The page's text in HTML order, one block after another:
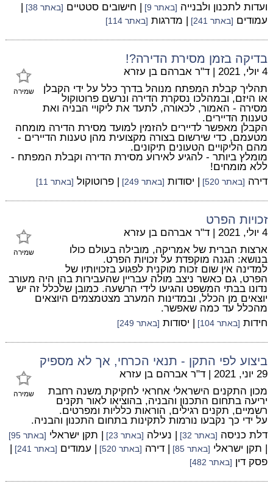
ועדות לתכנון ולבנייה [באתר 9] | חישובים סטטיים [באתר 38]
|
עמודים [באתר 241] | מדרגות [באתר 114]
בדיקה בזמן מסירת הדירה?!
שמירה
4 יולי, 2021 | ד"ר אברהם בן עזרא
תהליך קבלת המפתח מנוהל בדרך כלל על ידי הקבלן
או היזם, ובמהלכו נסקרת הדירה ונרשם פרוטוקול
מסירה - האמור, לכאורה, לתעד את ליקויי הבניה ואת
טענות הדיירים.
הקבלן מאפשר לדיירים להזמין למועד מסירת הדירה מומחה
מטעמם, כדי שירשום בצורה מקצועית מהן טענות הדיירים -
מהם הליקויים הטעונים תיקונים.
מומלץ ביותר - להגיע לאירוע מסירת הדירה וקבלת המפתח -
ללא מומחים!
דירה [באתר 520] | יסודות [באתר 249] | פרוטוקול [באתר 11]
זכויות הפרט
שמירה
4 יולי, 2021 | ד"ר אברהם בן עזרא
ארצות הברית של אמריקה, מובילה בעולם כולו
בנושא: הגנה מוקפדת על זכויות הפרט.
למדינה אין שום זכות מוקנית לפגוע בזכויותיו של
הפרט, גם כאשר ניצב מולה עבריין שהעבירות בהן היה מעורב
נדונו בבתי המשפט והגיעו לידי הרשעה. כמובן שלכלל זה יש
יוצאים מן הכלל, ובמדינות המערב מצטמצמים היוצאים
מהכלל עד כמה שאפשר.
חידות [באתר 104] | יסודות [באתר 249]
ביצוע לפי התקן - תנאי הכרחי, אך לא מספיק
שמירה
29 יוני, 2021 | ד"ר אברהם בן עזרא
מכון התקנים הישראלי אחראי לחקיקת משנה רחבת
יריעה בתחום התכנון והבניה, בהוציאו לאור תקנים
רשמיים, תקנים רגילים, הוראות כלליות ומפרטים.
על ידי כך נקבעו נורמות לתקינות בתחום התכנון והבניה.
דלת כניסה [באתר 32] | נעילה [באתר 23] | תקן ישראלי [באתר 95]
| תקן ישראלי [באתר 85] | דירה [באתר 520] | עמודים [באתר 241]
|
פסק דין [באתר 482]